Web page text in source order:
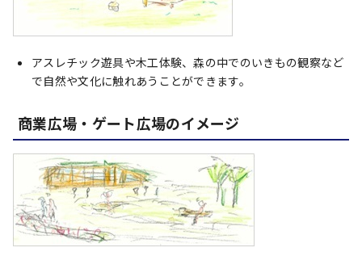
アスレチック遊具や木工体験、森の中でのいきもの観察など
で自然や文化に触れあうことができます。
商業広場・ゲート広場のイメージ